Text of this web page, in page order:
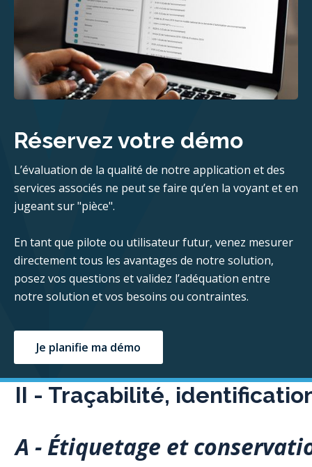
Réservez votre démo
L’évaluation de la qualité de notre application et des
services associés ne peut se faire qu’en la voyant et en
jugeant sur "pièce".
En tant que pilote ou utilisateur futur, venez mesurer
directement tous les avantages de notre solution,
posez vos questions et validez l’adéquation entre
notre solution et vos besoins ou contraintes.
Je planifie ma démo
II - Traçabilité,
A - Étiquetage et